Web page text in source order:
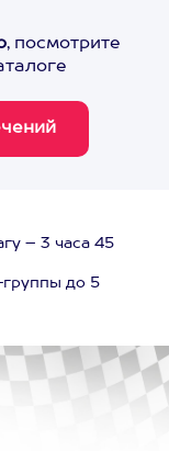
, посмотрите
– 3 часа 45
группы до 5